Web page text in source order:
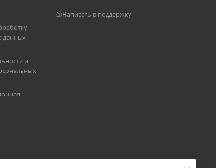
данных
и
Написать в поддержку